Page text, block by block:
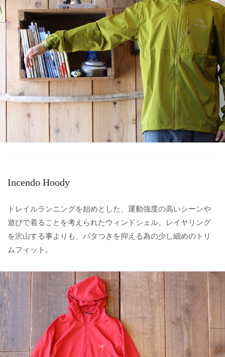
Incendo Hoody
トレイルランニングを始めとした、運動強度の高いシーンや
遊びで着ることを考えられたウィンドシェル。レイヤリング
を沢山する事よりも、バタつきを抑える為の少し細めのトリ
ムフィット。